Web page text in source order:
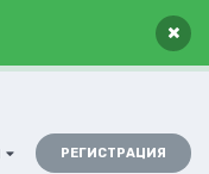
×
РЕГИСТРАЦИЯ